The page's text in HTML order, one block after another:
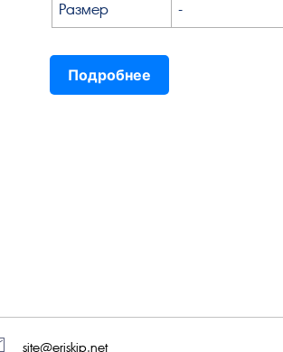
Размер -
Подробнее
site@eriskip.net